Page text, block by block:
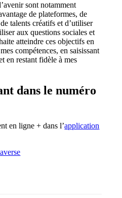
sont notamment
de plateformes, de
talents créatifs et d’utiliser
aux questions sociales et
atteindre ces objectifs en
compétences, en saisissant
en restant fidèle à mes
dans le numéro
en ligne + dans l’application